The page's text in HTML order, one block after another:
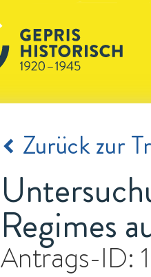
Zurück zur
Regimes
Antrags-ID: